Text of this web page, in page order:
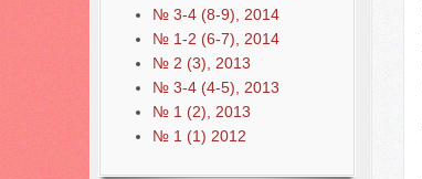
№ 3-4 (8-9), 2014
№ 1-2 (6-7), 2014
№ 2 (3), 2013
№ 3-4 (4-5), 2013
№ 1 (2), 2013
№ 1 (1) 2012